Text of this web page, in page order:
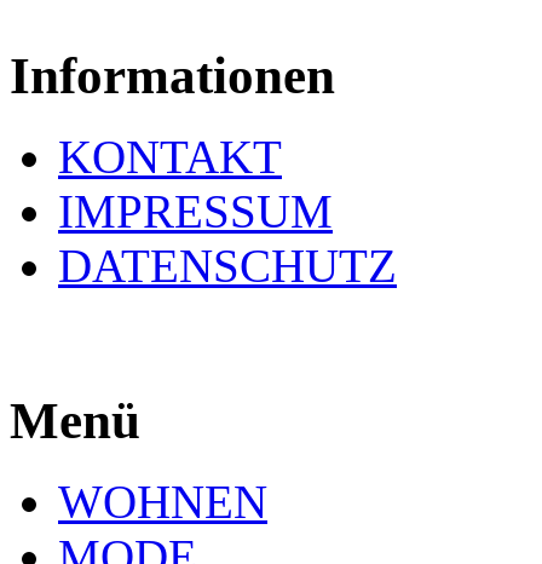
Informationen
KONTAKT
IMPRESSUM
DATENSCHUTZ
Menü
WOHNEN